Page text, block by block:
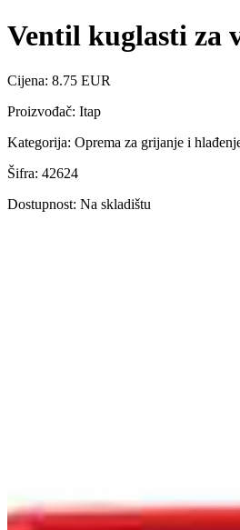
Ventil kuglasti za
Cijena: 8.75 EUR
Proizvođač: Itap
Kategorija: Oprema za grijanje i
Šifra: 42624
Dostupnost: Na skladištu